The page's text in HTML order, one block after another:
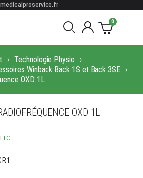
Technologie Physio
Winback Back 1S et Back 3SE
OXD 1L
OXD 1L
TTC